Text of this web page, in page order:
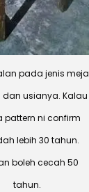
pada jenis meja
dan usianya. Kalau
pattern ni confirm
lebih 30 tahun.
boleh cecah 50
tahun.